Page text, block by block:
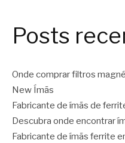
Posts
Onde comprar filtros
New Ímãs
Fabricante de ímãs de
Descubra onde encontrar
Fabricante de ímãs ferrite